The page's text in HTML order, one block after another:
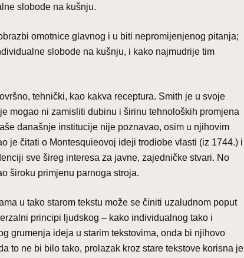
slobode na kušnju.
omotnice glavnog i u biti nepromijenjenog pitanja;
slobode na kušnju, i kako najmudrije tim
tehnički, kao kakva receptura. Smith je u svoje
mogao ni zamisliti dubinu i širinu tehnoloških promjena
današnje institucije nije poznavao, osim u njihovim
je čitati o Montesquieovoj ideji trodiobe vlasti (iz 1744.) i
sve šireg interesa za javne, zajedničke stvari. No
široku primjenu parnoga stroja.
u tako starom tekstu može se činiti uzaludnom poput
principi ljudskog – kako individualnog tako i
grumenja ideja u starim tekstovima, onda bi njihovo
to ne bi bilo tako, prolazak kroz stare tekstove korisna je